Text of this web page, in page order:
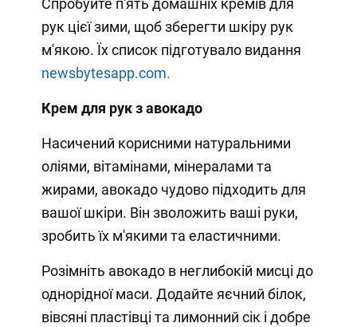
Спробуйте п'ять домашніх кремів для
рук цієї зими, щоб зберегти шкіру рук
м'якою. Їх список підготувало видання
newsbytesapp.com.
Крем для рук з авокадо
Насичений корисними натуральними
оліями, вітамінами, мінералами та
жирами, авокадо чудово підходить для
вашої шкіри. Він зволожить ваші руки,
зробить їх м'якими та еластичними.
Розімніть авокадо в неглибокій мисці до
однорідної маси. Додайте яєчний білок,
вівсяні пластівці та лимонний сік і добре